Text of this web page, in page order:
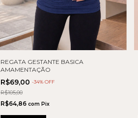
REGATA GESTANTE BASICA
AMAMENTAÇÃO
R$69,00 -34% OFF
R$105,00
R$64,86 com Pix